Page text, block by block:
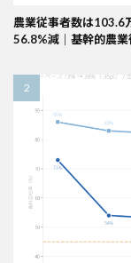
農業従事者数は103.6
56.8%減｜基幹的農